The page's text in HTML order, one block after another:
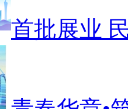
首批展业